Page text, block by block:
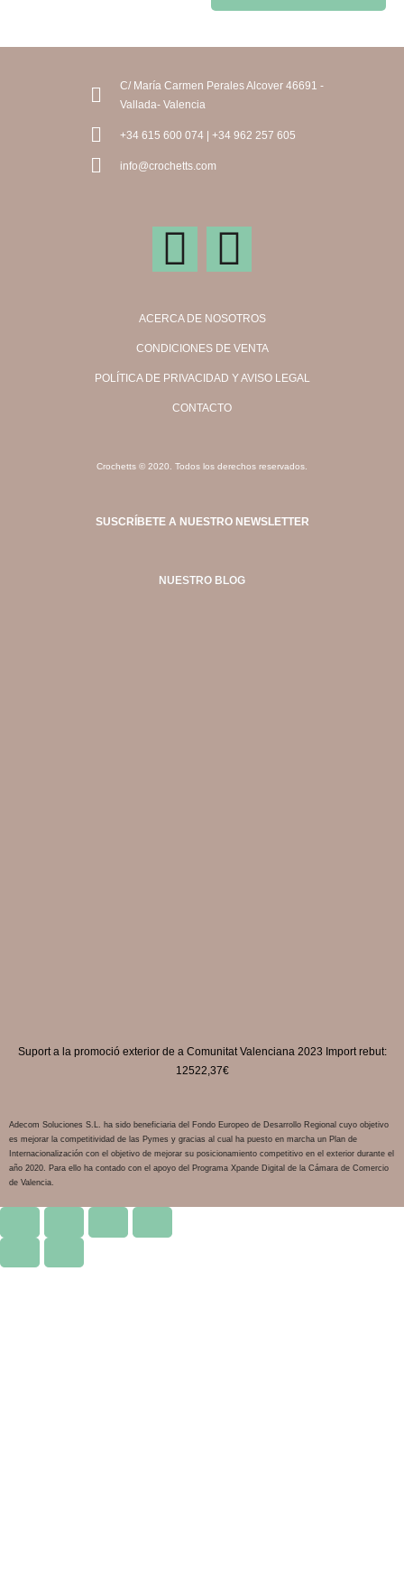
C/ María Carmen Perales Alcover 46691 -
Vallada- Valencia
+34 615 600 074 | +34 962 257 605
info@crochetts.com
ACERCA DE NOSOTROS
CONDICIONES DE VENTA
POLÍTICA DE PRIVACIDAD Y AVISO LEGAL
CONTACTO
Crochetts © 2020. Todos los derechos reservados.
SUSCRÍBETE A NUESTRO NEWSLETTER
NUESTRO BLOG
Suport a la promoció exterior de a Comunitat Valenciana 2023 Import rebut:
12522,37€
Adecom Soluciones S.L. ha sido beneficiaria del Fondo Europeo de Desarrollo Regional cuyo objetivo
es mejorar la competitividad de las Pymes y gracias al cual ha puesto en marcha un Plan de
Internacionalización con el objetivo de mejorar su posicionamiento competitivo en el exterior durante el
año 2020. Para ello ha contado con el apoyo del Programa Xpande Digital de la Cámara de Comercio
de Valencia.